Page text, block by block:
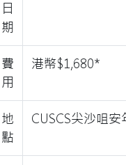
日
期
費
用
港幣$1,680*
地
點
CUSCS尖沙咀